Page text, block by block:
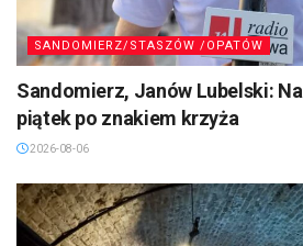
SANDOMIERZ/STASZÓW /OPATÓW
Sandomierz, Janów Lubelski:
piątek po znakiem krzyża
2026-08-06